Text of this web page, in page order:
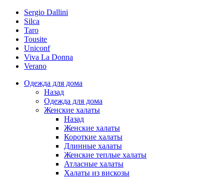
Sergio Dallini
Silca
Taro
Tousite
Uniconf
Viva La Donna
Verano
Одежда для дома
Назад
Одежда для дома
Женские халаты
Назад
Женские халаты
Короткие халаты
Длинные халаты
Женские теплые халаты
Атласные халаты
Халаты из вискозы